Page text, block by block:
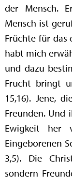
der Mensch.
Mensch ist
Früchte für das
habt mich
und dazu
Frucht bringt
15,16). Jene,
Freunden. Und
Ewigkeit her
Eingeborenen
3,5). Die
sondern